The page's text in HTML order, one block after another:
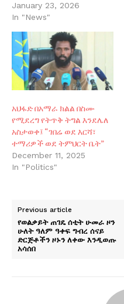
January 23, 2026
In "News"
አህፋድ በአማራ ክልል በስሙ
የሚደረግ የትጥቅ ትግል እንደሌለ
አስታወቀ፤ “ገበሬ ወደ እርሻ፣
ተማሪዎች ወደ ትምህርት ቤት”
December 11, 2025
In "Politics"
Previous article
የወልቃይት ጠገዴ ሰቲት ሁመራ ዞን
ሁለት ዓለም ዓቀፍ ግብረ ሰናይ
ድርጅቶችን ዞኑን ለቀው እንዲወጡ
አሳሰበ